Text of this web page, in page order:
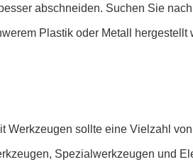
abschneiden. Suchen Sie
Plastik oder Metall hergestellt
Werkzeugen sollte eine Vielzahl
Spezialwerkzeugen und